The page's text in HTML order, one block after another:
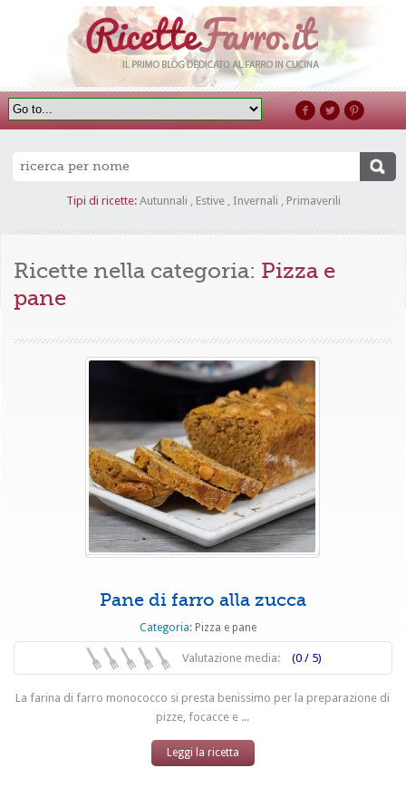
Tipi di ricette: Autunnali , Estive, Invernali , Primaverili
Ricette nella categoria: Pizza e
pane
Pane di farro alla zucca
Categoria: Pizza e pane
Valutazione media: (0 / 5)
La farina di farro monococco si presta benissimo per la preparazione di
pizze, focacce e ...
Leggi la ricetta